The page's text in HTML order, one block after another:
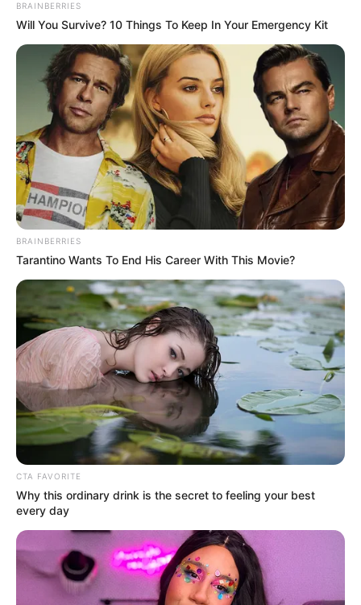
BRAINBERRIES
Will You Survive? 10 Things To Keep In Your Emergency Kit
BRAINBERRIES
Tarantino Wants To End His Career With This Movie?
CTA FAVORITE
Why this ordinary drink is the secret to feeling your best
every day